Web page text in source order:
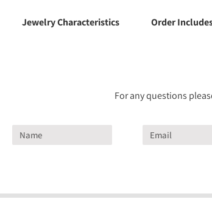
Jewelry Characteristics Order
For any questions